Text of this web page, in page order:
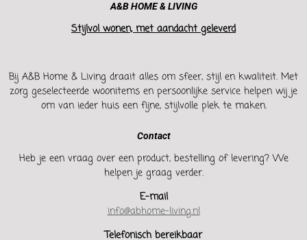
A&B HOME & LIVING
Stijlvol wonen, met aandacht geleverd
Bij A&B Home & Living draait alles om sfeer, stijl en kwaliteit. Met
zorg geselecteerde woonitems en persoonlijke service helpen wij je
om van ieder huis een fijne, stijlvolle plek te maken.
Contact
Heb je een vraag over een product, bestelling of levering? We
helpen je graag verder.
E-mail
info@abhome-living.nl
Telefonisch bereikbaar